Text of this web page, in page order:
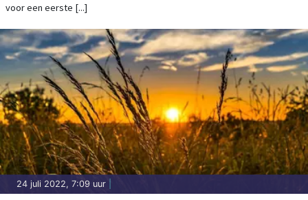
voor een eerste [...]
24 juli 2022, 7:09 uur